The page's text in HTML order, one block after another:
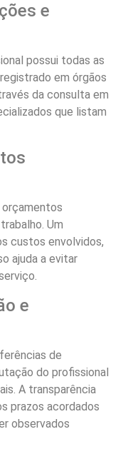
e
possui todas as
em órgãos
da consulta em
que listam
Um
custos envolvidos,
ajuda a evitar
e
de
do profissional
A transparência
prazos acordados
observados